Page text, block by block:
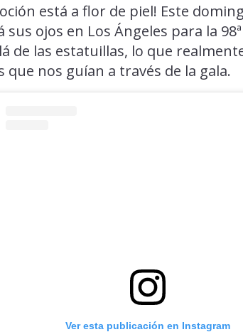
está a flor de piel! Este
sus ojos en Los Ángeles para la
de las estatuillas, lo que
que nos guían a través de la gala.
Ver esta publicación en Instagram